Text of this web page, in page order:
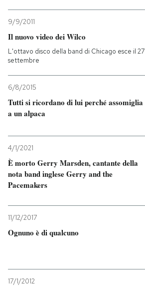
9/9/2011
Il nuovo video dei Wilco
L'ottavo disco della band di Chicago esce il 27
settembre
6/8/2015
Tutti si ricordano di lui perché assomiglia
a un alpaca
4/1/2021
È morto Gerry Marsden, cantante della
nota band inglese Gerry and the
Pacemakers
11/12/2017
Ognuno è di qualcuno
17/1/2012